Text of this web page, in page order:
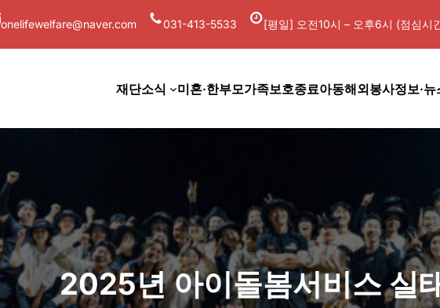
onelifewelfare@naver.com 031-413-5533 [평일] 오전10시 – 오후6시 (점심시
재단소식 미혼·한부모가족보호종료아동해외봉사정보·뉴
2025년 아이돌봄서비스 실